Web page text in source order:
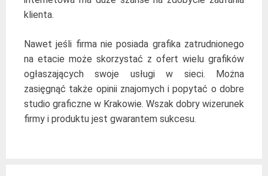
klienta.
Nawet jeśli firma nie posiada grafika zatrudnionego
na etacie może skorzystać z ofert wielu grafików
ogłaszających swoje usługi w sieci. Można
zasięgnąć także opinii znajomych i popytać o dobre
studio graficzne w Krakowie. Wszak dobry wizerunek
firmy i produktu jest gwarantem sukcesu.